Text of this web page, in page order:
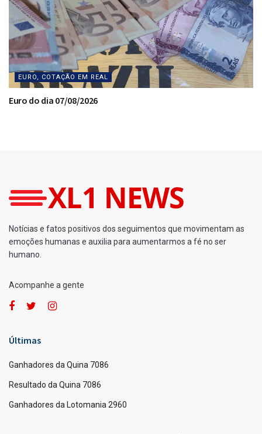
EURO, COTAÇÃO EM REAL
Euro do dia 07/08/2026
Notícias e fatos positivos dos seguimentos que movimentam as
emoções humanas e auxilia para aumentarmos a fé no ser
humano.
Acompanhe a gente
Últimas
Ganhadores da Quina 7086
Resultado da Quina 7086
Ganhadores da Lotomania 2960